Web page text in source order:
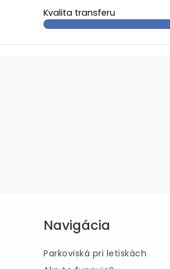
Kvalita transferu
Navigácia
Parkoviská pri letiskách